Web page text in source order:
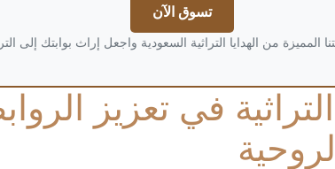
تسوق الآن
من الهدايا التراثية السعودية واجعل إراث بوابتك إلى
التراثية في تعزيز